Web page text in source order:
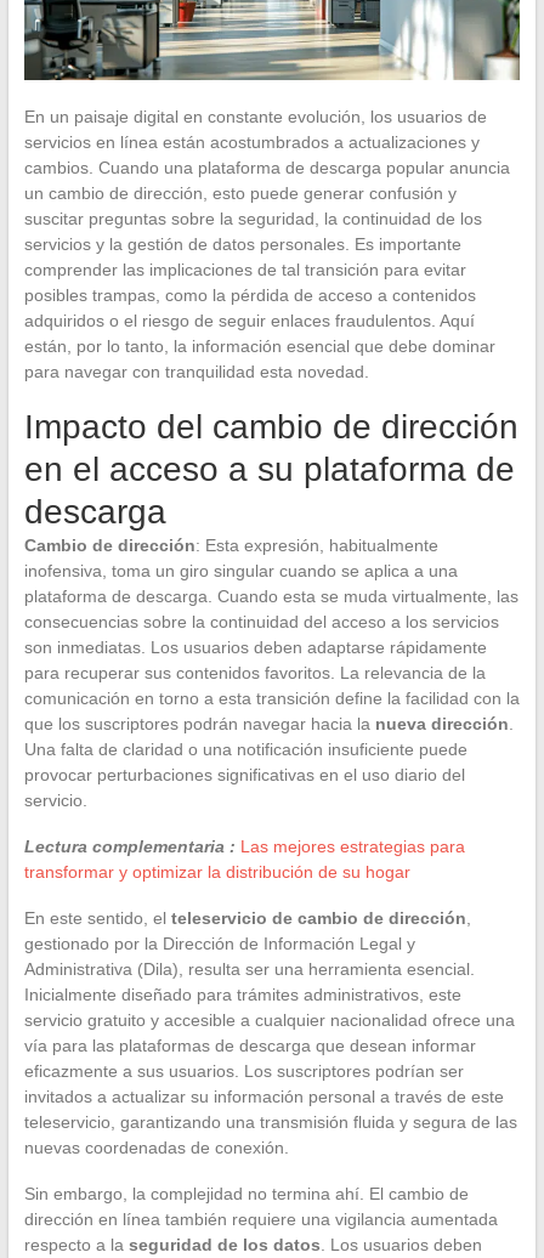
En un paisaje digital en constante evolución, los usuarios de
servicios en línea están acostumbrados a actualizaciones y
cambios. Cuando una plataforma de descarga popular anuncia
un cambio de dirección, esto puede generar confusión y
suscitar preguntas sobre la seguridad, la continuidad de los
servicios y la gestión de datos personales. Es importante
comprender las implicaciones de tal transición para evitar
posibles trampas, como la pérdida de acceso a contenidos
adquiridos o el riesgo de seguir enlaces fraudulentos. Aquí
están, por lo tanto, la información esencial que debe dominar
para navegar con tranquilidad esta novedad.
Impacto del cambio de dirección
en el acceso a su plataforma de
descarga
Cambio de dirección: Esta expresión, habitualmente
inofensiva, toma un giro singular cuando se aplica a una
plataforma de descarga. Cuando esta se muda virtualmente, las
consecuencias sobre la continuidad del acceso a los servicios
son inmediatas. Los usuarios deben adaptarse rápidamente
para recuperar sus contenidos favoritos. La relevancia de la
comunicación en torno a esta transición define la facilidad con la
que los suscriptores podrán navegar hacia la nueva dirección
Una falta de claridad o una notificación insuficiente puede
provocar perturbaciones significativas en el uso diario del
servicio.
Lectura complementaria : Las mejores estrategias para
transformar y optimizar la distribución de su hogar
En este sentido, el teleservicio de cambio de dirección
gestionado por la Dirección de Información Legal y
Administrativa (Dila), resulta ser una herramienta esencial.
Inicialmente diseñado para trámites administrativos, este
servicio gratuito y accesible a cualquier nacionalidad ofrece una
vía para las plataformas de descarga que desean informar
eficazmente a sus usuarios. Los suscriptores podrían ser
invitados a actualizar su información personal a través de este
teleservicio, garantizando una transmisión fluida y segura de las
nuevas coordenadas de conexión.
Sin embargo, la complejidad no termina ahí. El cambio de
dirección en línea también requiere una vigilancia aumentada
respecto a la seguridad de los datos . Los usuarios deben